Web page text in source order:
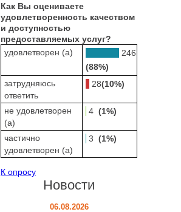
Как Вы оцениваете
удовлетворенность качеством
и доступностью
предоставляемых услуг?
удовлетворен (а)
246
(88%)
затрудняюсь
ответить
28(10%)
не удовлетворен
(а)
4 (1%)
частично
удовлетворен (а)
3 (1%)
К опросу
Новости
06.08.2026